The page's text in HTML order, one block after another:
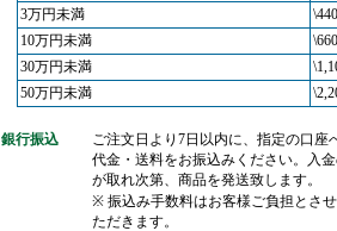
3万円未満
\440
10万円未満
\660
30万円未満
50万円未満
銀行振込
ご注文日より7日以内に、指定の口座
代金・送料をお振込みください。入
が取れ次第、商品を発送致します。
※ 振込み手数料はお客様ご負担とさ
ただきます。